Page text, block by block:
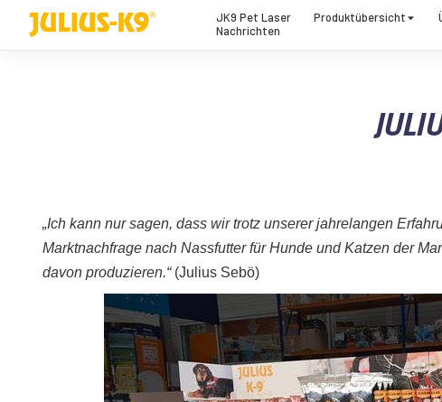
JK9 Pet Laser Produktübersicht
Nachrichten
„Ich kann nur sagen, dass wir trotz unserer jahrelangen
Marktnachfrage nach Nassfutter für Hunde und Katzen der
davon produzieren.“(Julius Sebö)